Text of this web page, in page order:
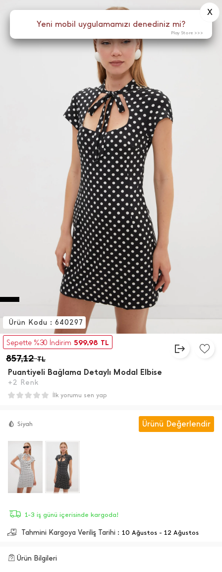
Menü
Sepette %30 İndirim 599,98 TL
857,12TL
Puantiyeli Bağlama Detaylı Modal Elbise
+2 Renk
Ürün Kodu : 640297
İlk yorumu sen yap
Siyah Ürünü Değerlendir
1-3 iş günü içerisinde kargoda!
Tahmini Kargoya Veriliş Tarihi : 10 Ağustos - 12 Ağustos
Ürün Bilgileri
Yeni mobil uygulamamızı denediniz mi?
X
Play Store >>>